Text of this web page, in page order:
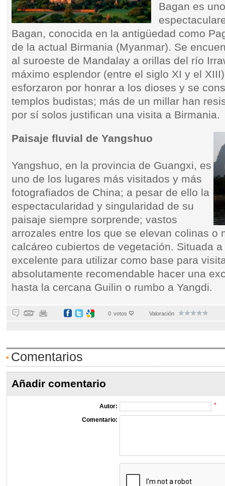
Bagan es
Bagan, conocida en la antigüedad como
de la actual Birmania (Myanmar). Se
al suroeste de Mandalay a orillas del río
máximo esplendor (entre el siglo XI y el
esforzaron por honrar a los dioses y se
templos budistas; más de un millar han
por sí solos justifican una visita a Birmania.
Paisaje fluvial de Yangshuo
Yangshuo, en la provincia de Guangxi, es
uno de los lugares más visitados y más
fotografiados de China; a pesar de ello la
espectacularidad y singularidad de su
paisaje siempre sorprende; vastos
arrozales entre los que se elevan colinas o
calcáreo cubiertos de vegetación. Situada
excelente para utilizar como base para
absolutamente recomendable hacer una
hasta la cercana Guilin o rumbo a Yangdi.
0 votos Valoración
Comentarios
Añadir comentario
Autor: *
Comentario: